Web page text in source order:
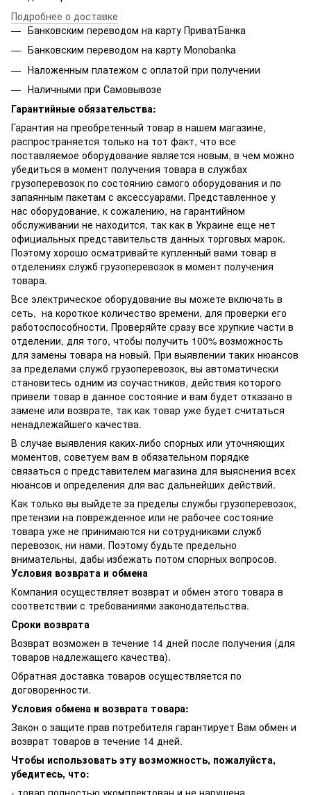
Подробнее о доставке
Банковским переводом на карту ПриватБанка
Банковским переводом на карту Мonobanka
Наложенным платежом с оплатой при получении
Наличными при Самовывозе
Гарантийные обязательства:
Гарантия на преобретенный товар в нашем магазине,
распространяется только на тот факт, что все
поставляемое оборудование является новым, в чем можно
убедиться в момент получения товара в службах
грузоперевозок по состоянию самого оборудования и по
запаянным пакетам с аксессуарами. Представленное у
нас оборудование, к сожалению, на гарантийном
обслуживании не находится, так как в Украине еще нет
официальных представительств данных торговых марок.
Поэтому хорошо осматривайте купленный вами товар в
отделениях служб грузоперевозок в момент получения
товара.
Все электрическое оборудование вы можете включать в
сеть, на короткое количество времени, для проверки его
работоспособности. Проверяйте сразу все хрупкие части в
отделении, для того, чтобы получить 100% возможность
для замены товара на новый. При выявлении таких нюансов
за пределами служб грузоперевозок, вы автоматически
становитесь одним из соучастников, действия которого
привели товар в данное состояние и вам будет отказано в
замене или возврате, так как товар уже будет считаться
ненадлежайшего качества.
В случае выявления каких-либо спорных или уточняющих
моментов, советуем вам в обязательном порядке
связаться с представителем магазина для выяснения всех
нюансов и определения для вас дальнейших действий.
Как только вы выйдете за пределы службы грузоперевозок,
претензии на поврежденное или не рабочее состояние
товара уже не принимаются ни сотрудниками служб
перевозок, ни нами. Поэтому будьте предельно
внимательны, дабы избежать потом спорных вопросов.
Условия возврата и обмена
Компания осуществляет возврат и обмен этого товара в
соответствии с требованиями законодательства.
Сроки возврата
Возврат возможен в течение 14 дней после получения (для
товаров надлежащего качества).
Обратная доставка товаров осуществляется по
договоренности.
Условия обмена и возврата товара:
Закон о защите прав потребителя гарантирует Вам обмен и
возврат товаров в течение 14 дней.
Чтобы использовать эту возможность, пожалуйста,
убедитесь, что: